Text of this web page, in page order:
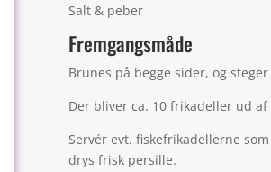
Salt & peber
Fremgangsmåde
Brunes på begge sider, og
Der bliver ca. 10 frikadeller ud
Servér evt. fiskefrikadellerne
drys frisk persille.